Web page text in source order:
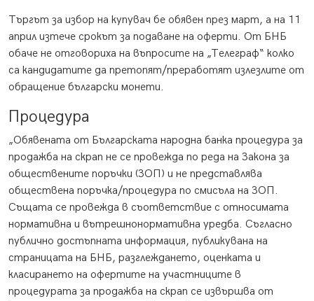
Търгът за избор на купувач бе обявен през март, а на 11
април изтече срокът за подаване на оферти. От БНБ
обаче не отговориха на въпросите на „Телеграф“ колко
са кандидатите да претопят/преработят излезлите от
обращение български монети.
Процедура
„Обявената от Българската народна банка процедура за
продажба на скрап не се провежда по реда на Закона за
обществените поръчки (ЗОП) и не представлява
обществена поръчка/процедура по смисъла на ЗОП.
Същата се провежда в съответствие с относимата
нормативна и вътрешнонормативна уредба. Съгласно
публично достъпната информация, публикувана на
страницата на БНБ, разглеждането, оценката и
класирането на офертите на участниците в
процедурата за продажба на скрап се извършва от